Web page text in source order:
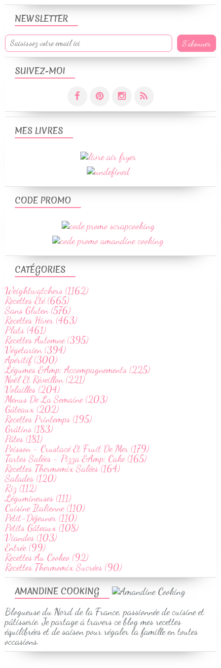
NEWSLETTER
SUIVEZ-MOI
AMANDINE COOKING
Blogueuse du Nord de la France, passionnée de cuisine et
pâtisserie. Je partage à travers ce blog mes recettes
équilibrées et de saison pour régaler la famille en toutes
occasions.
CATÉGORIES
Weightwatchers (1162)
Recettes Été (665)
Sans Gluten (576)
Recettes Hiver (463)
Plats (461)
Recettes Automne (395)
Végetarien (394)
Apéritif (300)
Légumes &Amp; Accompagnements (225)
Noël Et Réveillon (221)
Volailles (204)
Menus De La Semaine (203)
Gâteaux (202)
Recettes Printemps (195)
Grâtins (183)
Pâtes (181)
Poisson - Crustacé Et Fruit De Mer (179)
Tartes Salées - Pizza &Amp; Cake (165)
Recettes Thermomix Salées (164)
Salades (120)
Riz (112)
Légumineuses (111)
Cuisine Italienne (110)
Petit-Déjeuner (110)
Petits Gâteaux (108)
Viandes (103)
Entrée (99)
Recettes Au Cookeo (92)
Recettes Thermomix Sucrées (90)
MES LIVRES
CODE PROMO